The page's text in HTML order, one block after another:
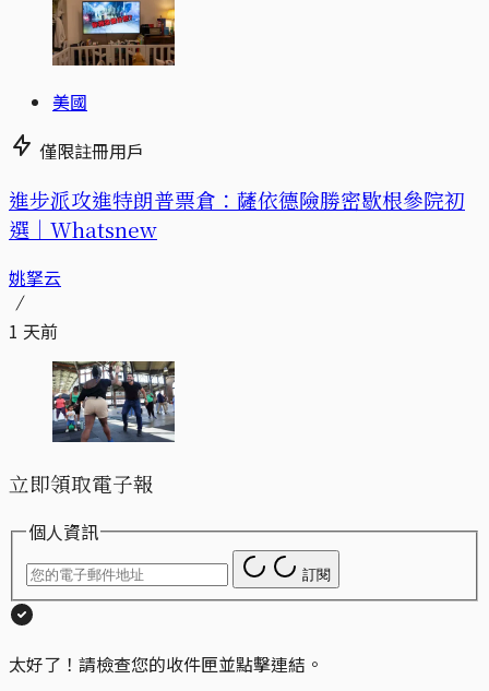
美國
僅限註冊用戶
進步派攻進特朗普票倉：薩依德險勝密歇根參院初
選｜Whatsnew
姚拏云
1 天前
立即領取電子報
個人資訊
訂閱
太好了！請檢查您的收件匣並點擊連結。